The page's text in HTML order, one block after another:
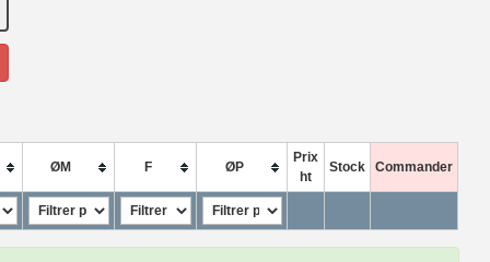
ØM F ØP
Prix
ht
Stock Commander